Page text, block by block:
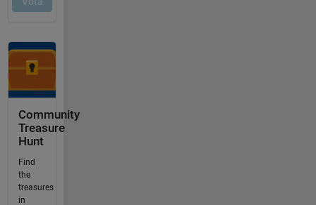
Community
Treasure
Hunt
Find
the
treasures
in